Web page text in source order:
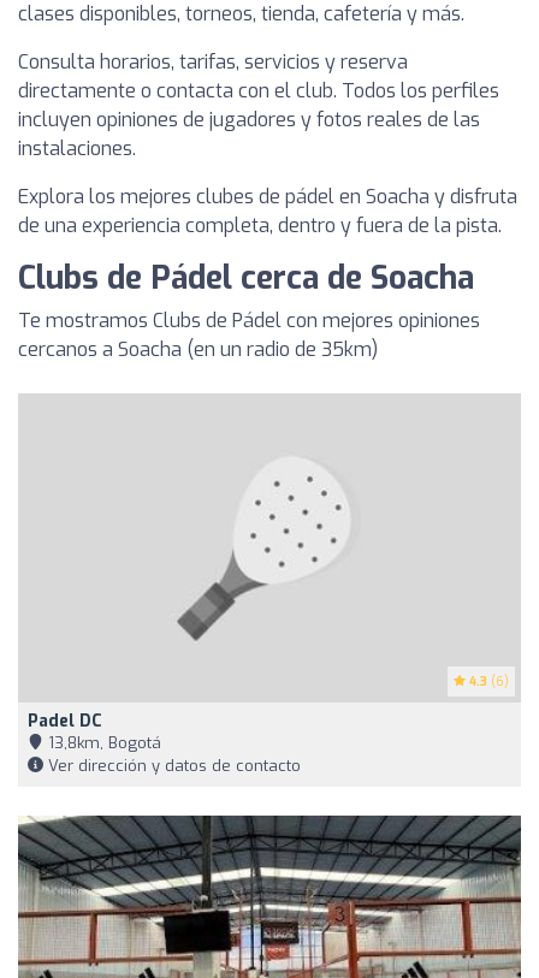
clases disponibles, torneos, tienda, cafetería y más.
Consulta horarios, tarifas, servicios y reserva
directamente o contacta con el club. Todos los perfiles
incluyen opiniones de jugadores y fotos reales de las
instalaciones.
Explora los mejores clubes de pádel en Soacha y disfruta
de una experiencia completa, dentro y fuera de la pista.
Clubs de Pádel cerca de Soacha
Te mostramos Clubs de Pádel con mejores opiniones
cercanos a Soacha (en un radio de 35km)
4.3 (6)
Padel DC
13,8km, Bogotá
Ver dirección y datos de contacto